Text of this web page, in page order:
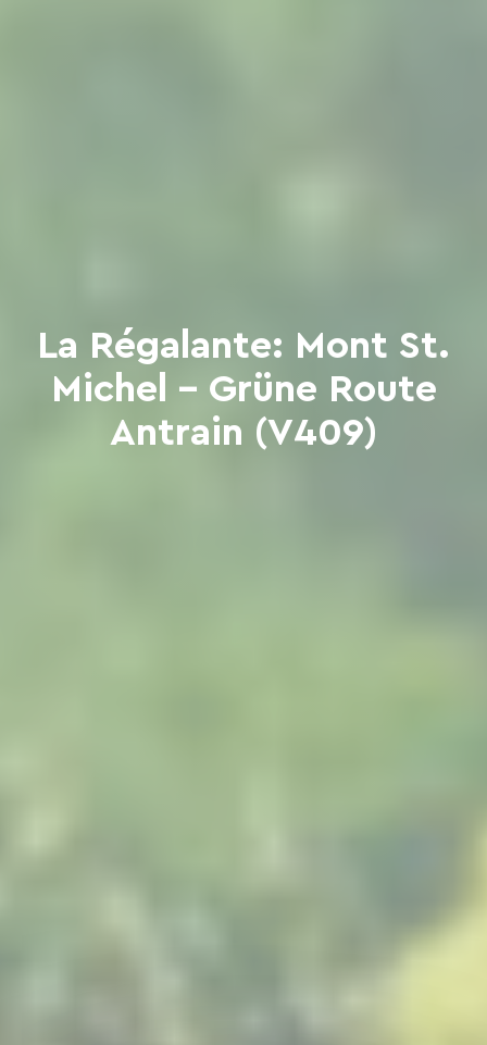
La Régalante: Mont St.
Michel – Grüne Route
Antrain (V409)